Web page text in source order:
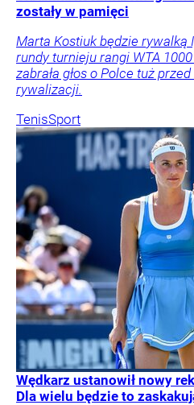
zostały w pamięci
Marta Kostiuk będzie rywalką
rundy turnieju rangi WTA
zabrała głos o Polce tuż
rywalizacji.
TenisSport
Wędkarz ustanowił nowy
Dla wielu będzie to